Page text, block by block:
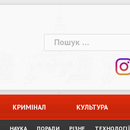
Пошук:
КРИМІНАЛ КУЛЬТУРА
НАУКА ПОРАДИ РІЗНЕ ТЕХНОЛОГІЇ